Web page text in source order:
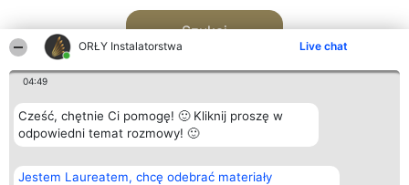
ORŁY Instalatorstwa Live chat
04:49
Cześć, chętnie Ci pomogę! 🙂 Kliknij proszę w
odpowiedni temat rozmowy! 🙂
Jestem Laureatem, chcę odebrać materiały
Szukaj
Organizator plebiscytu
Bright Side Solutions sp. z o.
Plebiscyt
Laureaci
Kontakt
Kontakt